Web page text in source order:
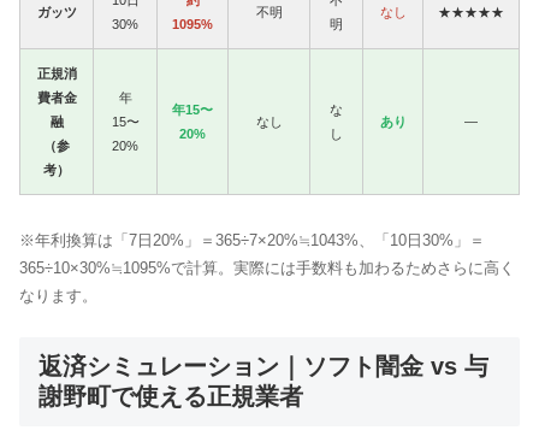
ガッツ
30%
1095%
不明
明
なし ★★★★★
正規消
費者金
融
（参
考）
年
15〜
20%
年15〜
20%
なし
な
し
あり —
※年利換算は「7日20%」＝365÷7×20%≒1043%、「10日30%」＝
365÷10×30%≒1095%で計算。実際には手数料も加わるためさらに高く
なります。
返済シミュレーション｜ソフト闇金 vs 与
謝野町で使える正規業者